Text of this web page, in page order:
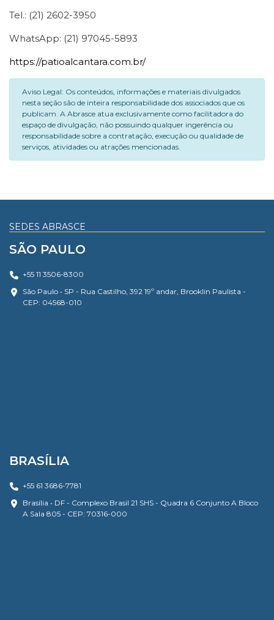
Tel.: (21) 2602-3950
WhatsApp: (21) 97045-5893
https://patioalcantara.com.br/
Aviso Legal: Os conteúdos, informações e materiais divulgados
nesta seção são de inteira responsabilidade dos associados que os
publicam. A Abrasce atua exclusivamente como facilitadora do
espaço de divulgação, não possuindo qualquer ingerência ou
responsabilidade sobre a contratação, execução ou qualidade de
serviços, atividades ou atrações mencionadas.
SEDES ABRASCE
SÃO PAULO
+55 11 3506-8300
São Paulo • SP - Rua Castilho, 392 19º andar, Brooklin Paulista -
CEP: 04568-010
BRASÍLIA
+55 61 3686-7781
Brasília • DF - Complexo Brasil 21 SHS - Quadra 6 Conjunto A Bloco
A Sala 805 - CEP: 70316-000